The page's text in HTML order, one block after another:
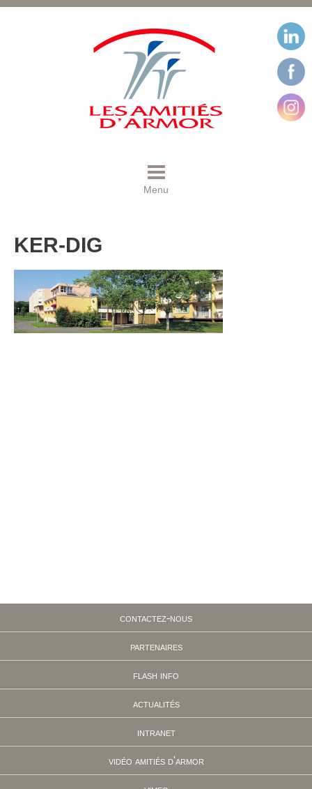
Menu
KER-DIG
contactez-nous
partenaires
flash info
actualités
intranet
vidéo amitiés d'armor